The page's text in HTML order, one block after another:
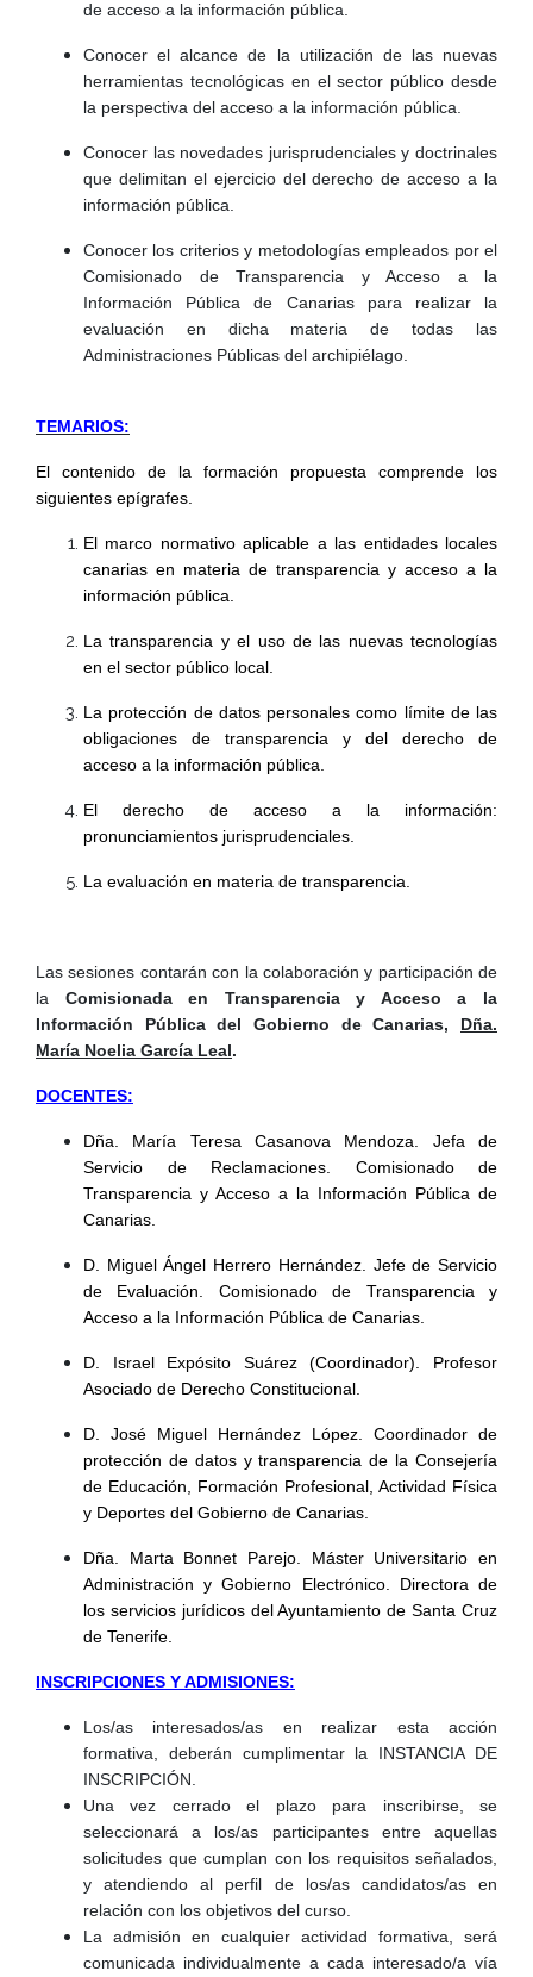
de acceso a la información pública.
Conocer el alcance de la utilización de las nuevas
herramientas tecnológicas en el sector público desde
la perspectiva del acceso a la información pública.
Conocer las novedades jurisprudenciales y doctrinales
que delimitan el ejercicio del derecho de acceso a la
información pública.
Conocer los criterios y metodologías empleados por el
Comisionado de Transparencia y Acceso a la
Información Pública de Canarias para realizar la
evaluación en dicha materia de todas las
Administraciones Públicas del archipiélago.
TEMARIOS:
El contenido de la formación propuesta comprende los
siguientes epígrafes.
El marco normativo aplicable a las entidades locales
canarias en materia de transparencia y acceso a la
información pública.
La transparencia y el uso de las nuevas tecnologías
en el sector público local.
La protección de datos personales como límite de las
obligaciones de transparencia y del derecho de
acceso a la información pública.
El derecho de acceso a la información:
pronunciamientos jurisprudenciales.
La evaluación en materia de transparencia.
Las sesiones contarán con la colaboración y participación de
la Comisionada en Transparencia y Acceso a la
Información Pública del Gobierno de Canarias, Dña.
María Noelia García Leal.
DOCENTES:
Dña. María Teresa Casanova Mendoza. Jefa de
Servicio de Reclamaciones. Comisionado de
Transparencia y Acceso a la Información Pública de
Canarias.
D. Miguel Ángel Herrero Hernández. Jefe de Servicio
de Evaluación. Comisionado de Transparencia y
Acceso a la Información Pública de Canarias.
D. Israel Expósito Suárez (Coordinador). Profesor
Asociado de Derecho Constitucional.
D. José Miguel Hernández López. Coordinador de
protección de datos y transparencia de la Consejería
de Educación, Formación Profesional, Actividad Física
y Deportes del Gobierno de Canarias.
Dña. Marta Bonnet Parejo. Máster Universitario en
Administración y Gobierno Electrónico. Directora de
los servicios jurídicos del Ayuntamiento de Santa Cruz
de Tenerife.
INSCRIPCIONES Y ADMISIONES:
Los/as interesados/as en realizar esta acción
formativa, deberán cumplimentar la INSTANCIA DE
INSCRIPCIÓN.
Una vez cerrado el plazo para inscribirse, se
seleccionará a los/as participantes entre aquellas
solicitudes que cumplan con los requisitos señalados,
y atendiendo al perfil de los/as candidatos/as en
relación con los objetivos del curso.
La admisión en cualquier actividad formativa, será
comunicada individualmente a cada interesado/a vía